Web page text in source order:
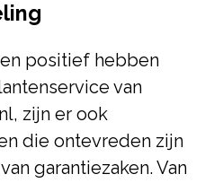
positief hebben
van
zijn er ook
die ontevreden zijn
garantiezaken. Van